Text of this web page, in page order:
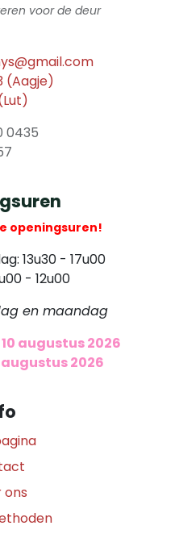
voor de deur
(Aagje)
0435
openingsuren!
13u30 - 17u00
- 12u00
en maandag
10 augustus 2026
augustus 2026
ons